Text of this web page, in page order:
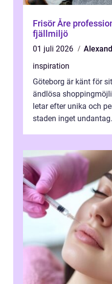
Frisör Åre professionell hårvård i
fjällmiljö
01 juli 2026
inspiration
Göteborg är känt för
ändlösa
letar efter unika och
staden inget